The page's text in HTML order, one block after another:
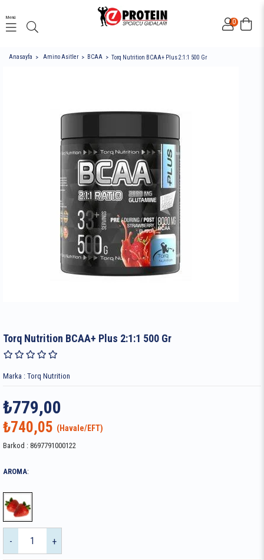
0
Menü
Anasayfa Amino Asitler BCAA Torq Nutrition BCAA+ Plus 2:1:1 500 Gr
Torq Nutrition BCAA+ Plus 2:1:1 500 Gr
Marka : Torq Nutrition
₺779,00
₺740,05
Barkod : 8697791000122
AROMA:
+
-